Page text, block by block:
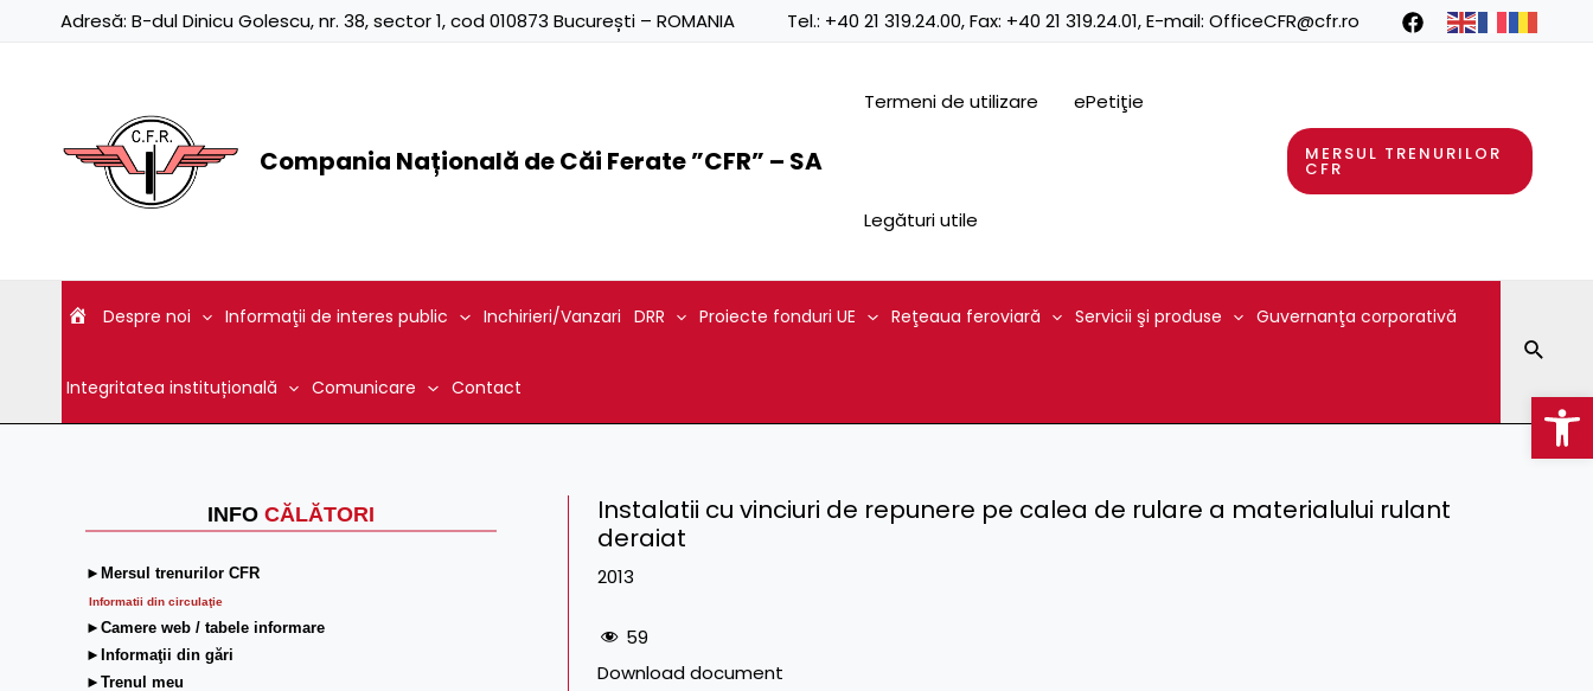
Adresă: B-dul Dinicu Golescu, nr. 38, sector 1, cod 010873 București – ROMANIA Tel.: +40 21 319.24.00, Fax: +40 21 319.24.01, E-mail: OfficeCFR@cfr.ro
Compania Națională de Căi Ferate ”CFR” – SA
Termeni de utilizare ePetiţie
Legături utile
MERSUL TRENURILOR
CFR
Despre noi Informaţii de interes public Inchirieri/Vanzari DRR Proiecte fonduri UE Reţeaua feroviară Servicii şi produse Guvernanţa corporativă
Integritatea instituțională Comunicare Contact
INFO CĂLĂTORI
►Mersul trenurilor CFR
Informatii din circulaţie
►Camere web / tabele informare
►Informaţii din gări
►Trenul meu
Instalatii cu vinciuri de repunere pe calea de rulare a materialului rulant
deraiat
2013
59
Download document